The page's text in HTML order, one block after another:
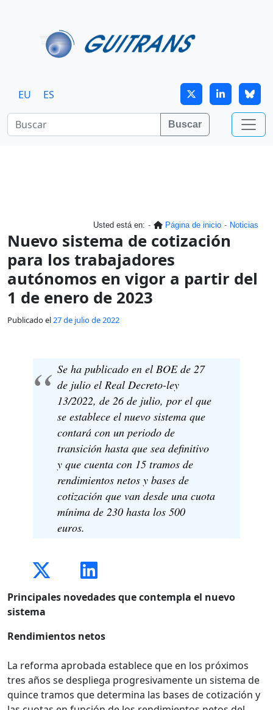
EU ES
Buscar
Usted está en: Página de inicio Noticias
Nuevo sistema de cotización
para los trabajadores
autónomos en vigor a partir del
1 de enero de 2023
Publicado el27 de julio de 2022
Se ha publicado en el BOE de 27
de julio el Real Decreto-ley
13/2022, de 26 de julio, por el que
se establece el nuevo sistema que
contará con un periodo de
transición hasta que sea definitivo
y que cuenta con 15 tramos de
rendimientos netos y bases de
cotización que van desde una cuota
mínima de 230 hasta los 500
euros.
Principales novedades que contempla el nuevo
sistema
Rendimientos netos
La reforma aprobada establece que en los próximos
tres años se despliega progresivamente un sistema de
quince tramos que determina las bases de cotización y